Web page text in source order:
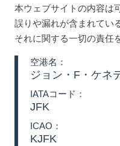
本ウェブサイトの内容は
誤りや漏れが含まれてい
それに関する一切の責任
空港名：
ジョン・F・ケネ
IATAコード：
JFK
ICAO：
KJFK